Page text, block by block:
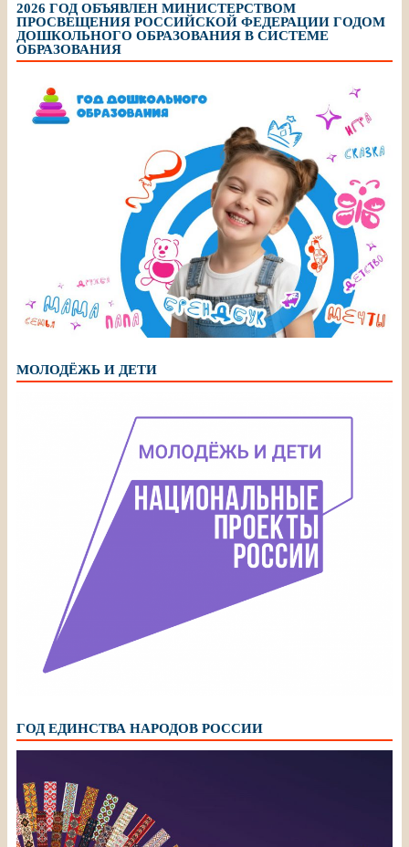
2026 ГОД ОБЪЯВЛЕН МИНИСТЕРСТВОМ
ПРОСВЕЩЕНИЯ РОССИЙСКОЙ ФЕДЕРАЦИИ ГОДОМ
ДОШКОЛЬНОГО ОБРАЗОВАНИЯ В СИСТЕМЕ
ОБРАЗОВАНИЯ
МОЛОДЁЖЬ И ДЕТИ
ГОД ЕДИНСТВА НАРОДОВ РОССИИ